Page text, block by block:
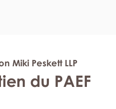
Miki Peskett LLP
du PAEF